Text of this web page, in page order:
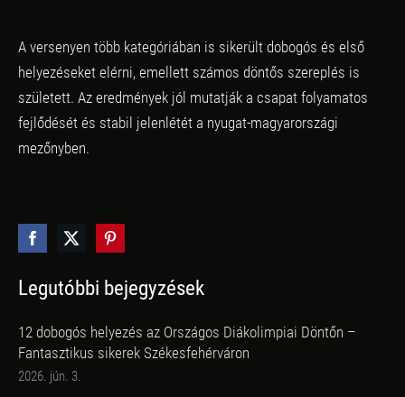
Legutóbbi bejegyzések
12 dobogós helyezés az Országos Diákolimpiai Döntőn –
Fantasztikus sikerek Székesfehérváron
2026. jún. 3.
A versenyen több kategóriában is sikerült dobogós és első
helyezéseket elérni, emellett számos döntős szereplés is
született. Az eredmények jól mutatják a csapat folyamatos
fejlődését és stabil jelenlétét a nyugat-magyarországi
mezőnyben.